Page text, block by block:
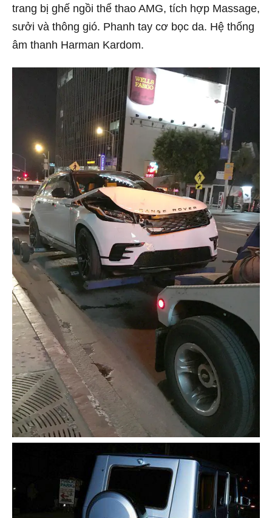
trang bị ghế ngồi thể thao AMG, tích hợp Massage,
sưởi và thông gió. Phanh tay cơ bọc da. Hệ thống
âm thanh Harman Kardom.